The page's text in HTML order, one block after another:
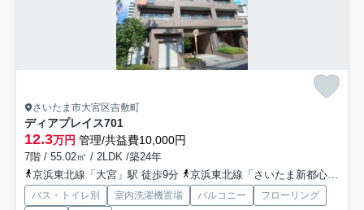
さいたま市大宮区吉敷町
ディアプレイス701
12.3万円 管理/共益費10,000円
7階 / 55.02㎡ / 2LDK /築24年
京浜東北線「大宮」駅 徒歩9分
京浜東北線「さいたま新都心」駅 徒歩13分
バス・トイレ別 室内洗濯機置場 バルコニー フローリング